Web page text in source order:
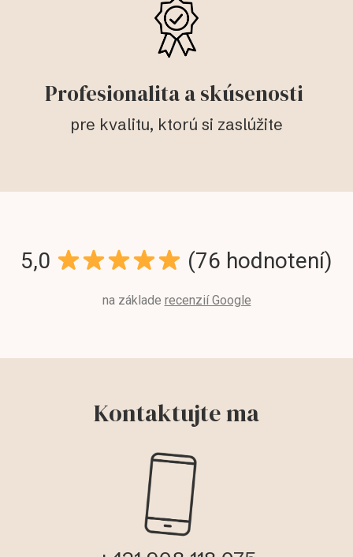
Profesionalita a skúsenosti
pre kvalitu, ktorú si zaslúžite
5,0 (76 hodnotení)
na základe recenzií Google
Kontaktujte ma